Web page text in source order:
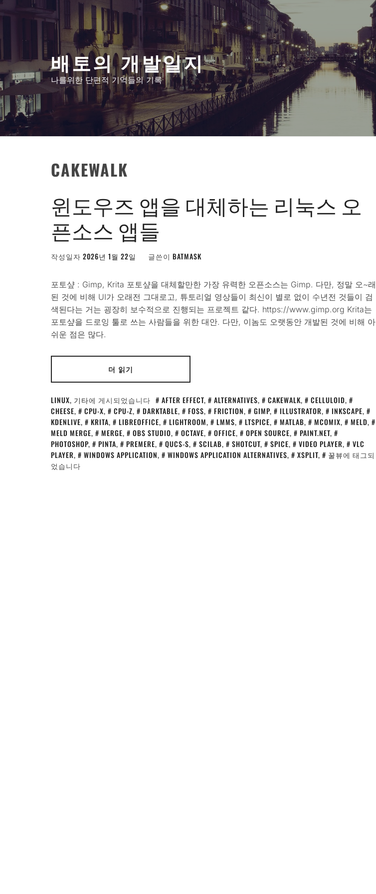
텐
뛰
기
배토의 개발일지
나를위한 단편적 기억들의 기록
CAKEWALK
윈도우즈 앱을 대체하는 리눅스 오
픈소스 앱들
작성일자 2026년 1월 22일 글쓴이 BATMASK
포토샾 : Gimp, Krita 포토샾을 대체할만한 가장 유력한 오픈소스는 Gimp. 다만, 정말 오~래
된 것에 비해 UI가 오래전 그대로고, 튜토리얼 영상들이 최신이 별로 없이 수년전 것들이 검
색된다는 거는 굉장히 보수적으로 진행되는 프로젝트 같다. https://www.gimp.org Krita는
포토샾을 드로잉 툴로 쓰는 사람들을 위한 대안. 다만, 이놈도 오랫동안 개발된 것에 비해 아
쉬운 점은 많다.
더 읽기
LINUX, 기타에 게시되었습니다 AFTER EFFECT, ALTERNATIVES, CAKEWALK, CELLULOID,
CHEESE, CPU-X, CPU-Z, DARKTABLE, FOSS, FRICTION, GIMP, ILLUSTRATOR, INKSCAPE,
KDENLIVE, KRITA, LIBREOFFICE, LIGHTROOM, LMMS, LTSPICE, MATLAB, MCOMIX, MELD,
MELD MERGE, MERGE, OBS STUDIO, OCTAVE, OFFICE, OPEN SOURCE, PAINT.NET,
PHOTOSHOP, PINTA, PREMERE, QUCS-S, SCILAB, SHOTCUT, SPICE, VIDEO PLAYER,
VLC
PLAYER, WINDOWS APPLICATION, WINDOWS APPLICATION ALTERNATIVES, XSPLIT, 꿀뷰에 태그되
었습니다